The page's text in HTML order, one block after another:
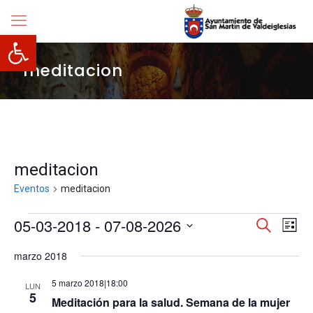
Abrir barra de herramientas
meditacion
meditacion
Eventos meditacion
Eventos
Eventos
Buscar
de
de
Lista
05-03-2018 - 07-08-2026
la
marzo 2018
LUN
5 Meditación para la salud. Semana de la mujer
5 marzo 2018|18:00